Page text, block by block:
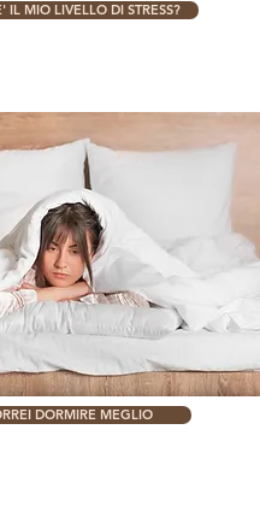
IL MIO LIVELLO DI STRESS?
DORMIRE MEGLIO